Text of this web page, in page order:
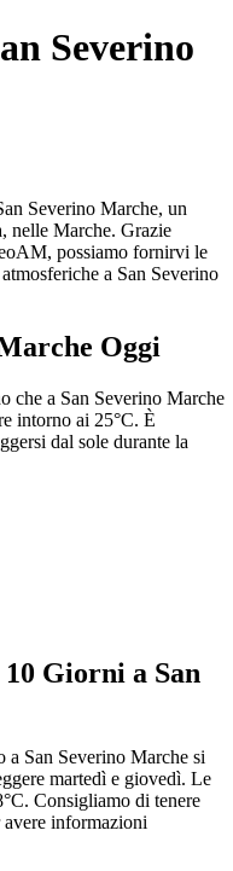
Severino
Severino Marche, un
nelle Marche. Grazie
possiamo fornirvi le
a San Severino
Oggi
che a San Severino Marche
intorno ai 25°C. È
dal sole durante la
Giorni a San
San Severino Marche si
martedì e giovedì. Le
Consigliamo di tenere
informazioni